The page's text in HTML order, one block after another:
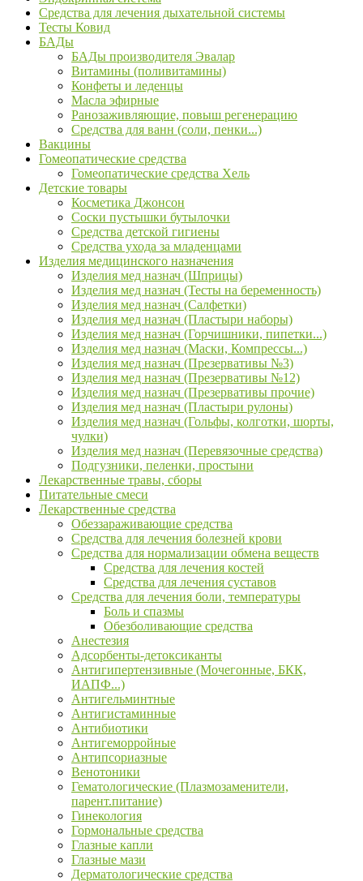
Средства для лечения дыхательной системы
Тесты Ковид
БАДы
БАДы производителя Эвалар
Витамины (поливитамины)
Конфеты и леденцы
Масла эфирные
Ранозаживляющие, повыш регенерацию
Средства для ванн (соли, пенки...)
Вакцины
Гомеопатические средства
Гомеопатические средства Хель
Детские товары
Косметика Джонсон
Соски пустышки бутылочки
Средства детской гигиены
Средства ухода за младенцами
Изделия медицинского назначения
Изделия мед назнач (Шприцы)
Изделия мед назнач (Тесты на беременность)
Изделия мед назнач (Салфетки)
Изделия мед назнач (Пластыри наборы)
Изделия мед назнач (Горчишники, пипетки...)
Изделия мед назнач (Маски, Компрессы...)
Изделия мед назнач (Презервативы №3)
Изделия мед назнач (Презервативы №12)
Изделия мед назнач (Презервативы прочие)
Изделия мед назнач (Пластыри рулоны)
Изделия мед назнач (Гольфы, колготки, шорты,
чулки)
Изделия мед назнач (Перевязочные средства)
Подгузники, пеленки, простыни
Лекарственные травы, сборы
Питательные смеси
Лекарственные средства
Обеззараживающие средства
Средства для лечения болезней крови
Средства для нормализации обмена веществ
Средства для лечения костей
Средства для лечения суставов
Средства для лечения боли, температуры
Боль и спазмы
Обезболивающие средства
Анестезия
Адсорбенты-детоксиканты
Антигипертензивные (Мочегонные, БКК,
ИАПФ...)
Антигельминтные
Антигистаминные
Антибиотики
Антигеморройные
Антипсориазные
Венотоники
Гематологические (Плазмозаменители,
парент.питание)
Гинекология
Гормональные средства
Глазные капли
Глазные мази
Дерматологические средства